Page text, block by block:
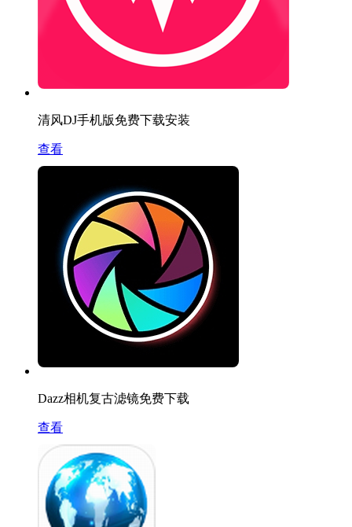
清风DJ手机版免费下载安装
查看
Dazz相机复古滤镜免费下载
查看